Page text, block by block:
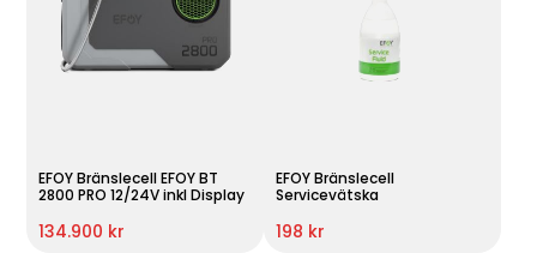
EFOY Bränslecell EFOY BT
2800 PRO 12/24V inkl Display
134.900 kr
EFOY Bränslecell
Servicevätska
198 kr